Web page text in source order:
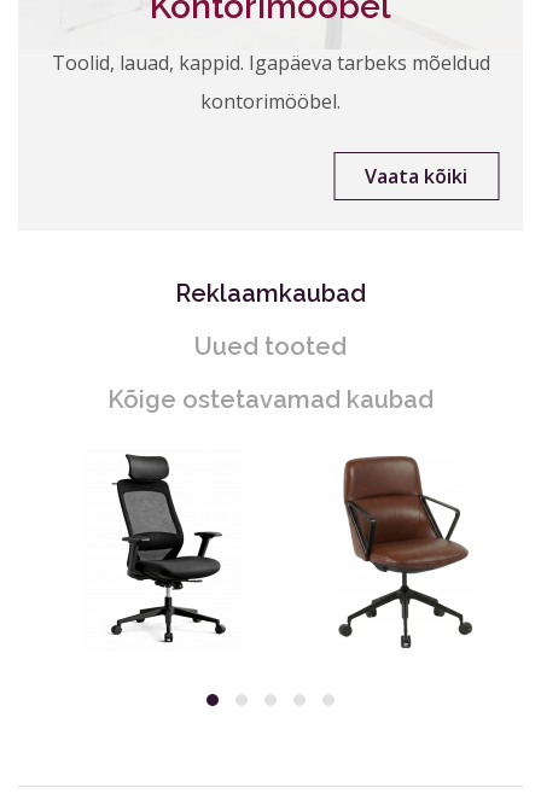
Toolid, lauad, kappid. Igapäeva tarbeks mõeldud
kontorimööbel.
Vaata kõiki
Reklaamkaubad
Uued tooted
Kõige ostetavamad kaubad